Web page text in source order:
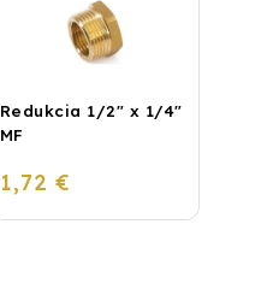
Redukcia 1/2" x 1/4"
MF
1,72 €